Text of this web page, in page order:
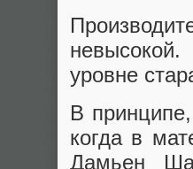
уровне
В
когда в
Дамьен